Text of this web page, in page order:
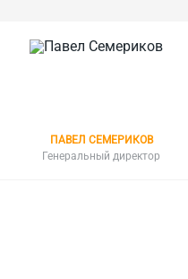
ПАВЕЛ СЕМЕРИКОВ
Генеральный директор